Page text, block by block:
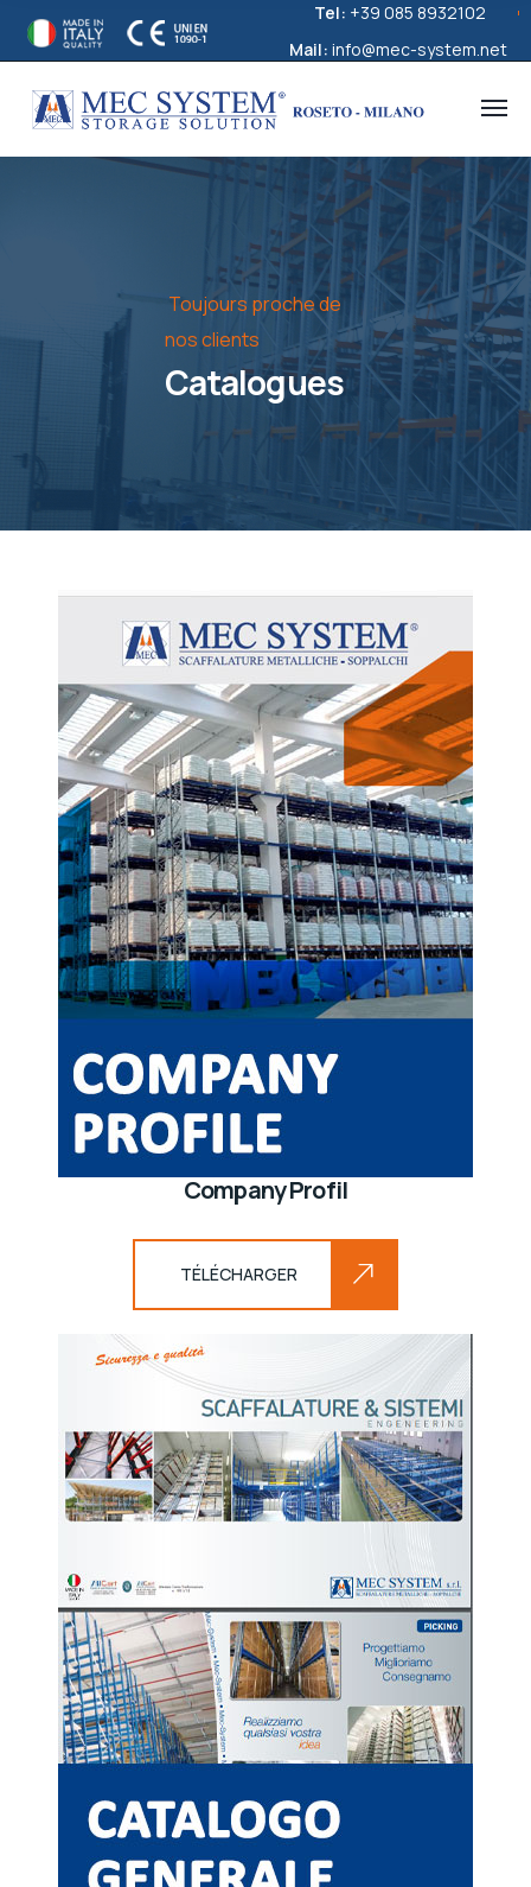
Tel: +39 085 8932102
Mail: info@mec-system.net
Toujours proche de
nos clients
Catalogues
Company Profil
TÉLÉCHARGER